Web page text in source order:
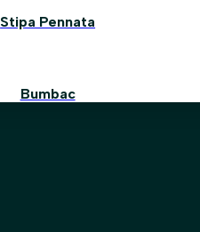
Stipa Pennata
Bumbac